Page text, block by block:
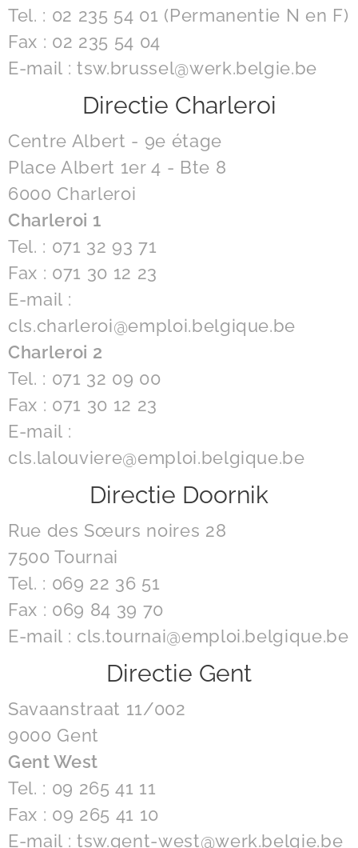
Tel. : 02 235 54 01 (Permanentie N en F)
Fax : 02 235 54 04
E-mail : tsw.brussel@werk.belgie.be
Directie Charleroi
Centre Albert - 9e étage
Place Albert 1er 4 - Bte 8
6000 Charleroi
Charleroi 1
Tel. : 071 32 93 71
Fax : 071 30 12 23
E-mail :
cls.charleroi@emploi.belgique.be
Charleroi 2
Tel. : 071 32 09 00
Fax : 071 30 12 23
E-mail :
cls.lalouviere@emploi.belgique.be
Directie Doornik
Rue des Sœurs noires 28
7500 Tournai
Tel. : 069 22 36 51
Fax : 069 84 39 70
E-mail : cls.tournai@emploi.belgique.be
Directie Gent
Savaanstraat 11/002
9000 Gent
Gent West
Tel. : 09 265 41 11
Fax : 09 265 41 10
E-mail : tsw.gent-west@werk.belgie.be